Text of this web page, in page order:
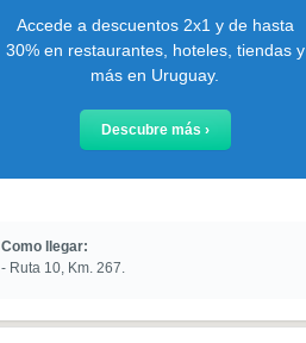
Accede a descuentos 2x1 y de hasta
30% en restaurantes, hoteles, tiendas y
más en Uruguay.
Descubre más ›
Como llegar:
- Ruta 10, Km. 267.